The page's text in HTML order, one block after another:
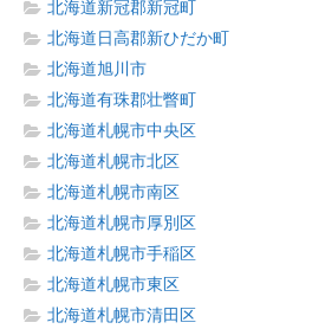
北海道新冠郡新冠町
北海道日高郡新ひだか町
北海道旭川市
北海道有珠郡壮瞥町
北海道札幌市中央区
北海道札幌市北区
北海道札幌市南区
北海道札幌市厚別区
北海道札幌市手稲区
北海道札幌市東区
北海道札幌市清田区